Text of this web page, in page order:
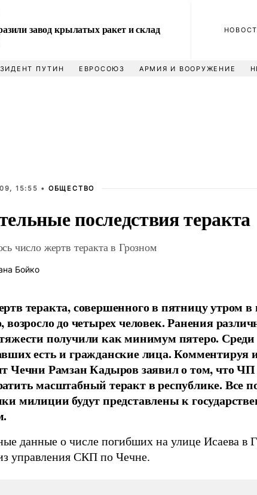
завод крылатых ракет и склад
ПУТИН ЕВРОСОЮЗ АРМИЯ И ВООРУЖЕНИЕ
15:55 • ОБЩЕСТВО
последствия теракта
число жертв теракта в Грозном
Бойко
теракта, совершенного в пятницу утром в
возросло до четырех человек. Ранения
получили как минимум пятеро. Среди
есть и гражданские лица. Комментируя
Чечни Рамзан Кадыров заявил о том, что
масштабный теракт в республике. Все
милиции будут представлены к
данные о числе погибших на улице Исаева в
управления СКП по Чечне.